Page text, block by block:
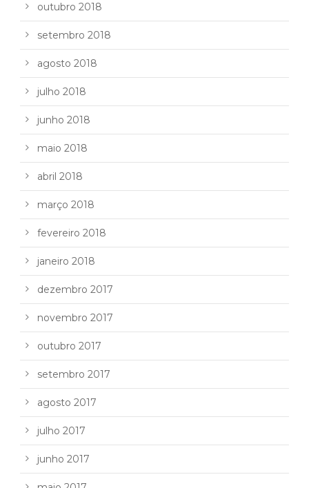
outubro 2018
setembro 2018
agosto 2018
julho 2018
junho 2018
maio 2018
abril 2018
março 2018
fevereiro 2018
janeiro 2018
dezembro 2017
novembro 2017
outubro 2017
setembro 2017
agosto 2017
julho 2017
junho 2017